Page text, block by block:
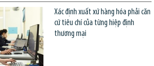
Xác định xuất xứ hàng hóa phải căn
cứ tiêu chí của từng hiệp định
thương mại